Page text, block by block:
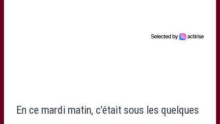
En ce mardi matin, c’était sous les quelques